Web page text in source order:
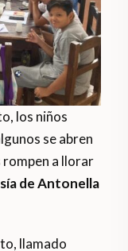
los niños
se abren
a llorar
de Antonella
llamado